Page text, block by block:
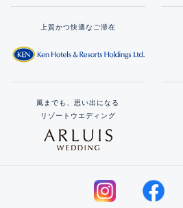
上質かつ快適なご滞在
風までも、思い出になる
リゾートウエディング